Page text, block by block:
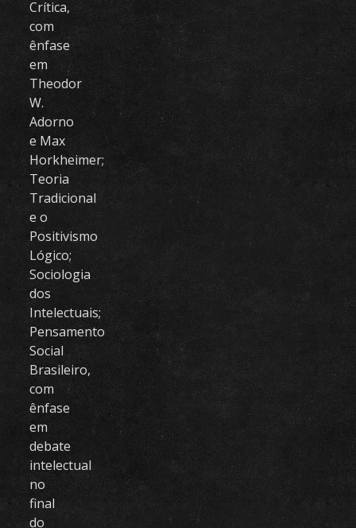
Crítica,
com
ênfase
em
Theodor
W.
Adorno
e Max
Horkheimer;
Teoria
Tradicional
e o
Positivismo
Lógico;
Sociologia
dos
Intelectuais;
Pensamento
Social
Brasileiro,
com
ênfase
em
debate
intelectual
no
final
do